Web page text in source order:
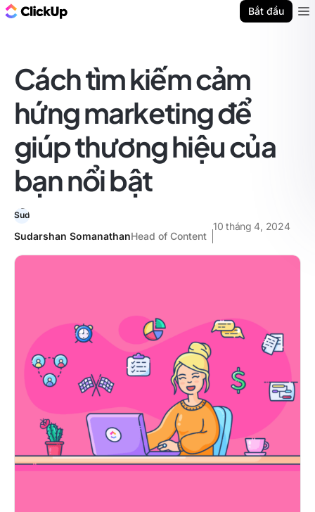
Bắt đầu
Cách tìm kiếm cảm
hứng marketing để
giúp thương hiệu của
bạn nổi bật
Sudarshan SomanathanHead of Content
10 tháng 4, 2024